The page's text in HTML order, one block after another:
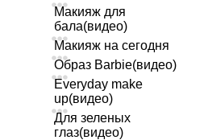
Макияж для
бала(видео)
Макияж на сегодня
Образ Barbie(видео)
Everyday make
up(видео)
Для зеленых
глаз(видео)